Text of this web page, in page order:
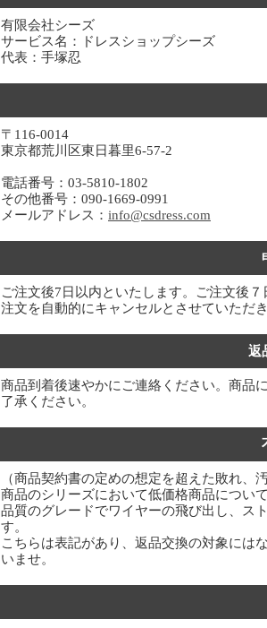
有限会社シーズ
サービス名：ドレスショップシーズ
代表：手塚忍
〒116-0014
東京都荒川区東日暮里6-57-2
電話番号：03-5810-1802
その他番号：090-1669-0991
メールアドレス： info@csdress.com
ご注文後7日以内といたします。ご注文後
注文を自動的にキャンセルとさせていただき
返
商品到着後速やかにご連絡ください。商品
了承ください。
（商品契約書の定めの想定を超えた敗れ、
商品のシリーズにおいて低価格商品につい
品質のグレードでワイヤーの飛び出し、ス
す。
こちらは表記があり、返品交換の対象には
いませ。